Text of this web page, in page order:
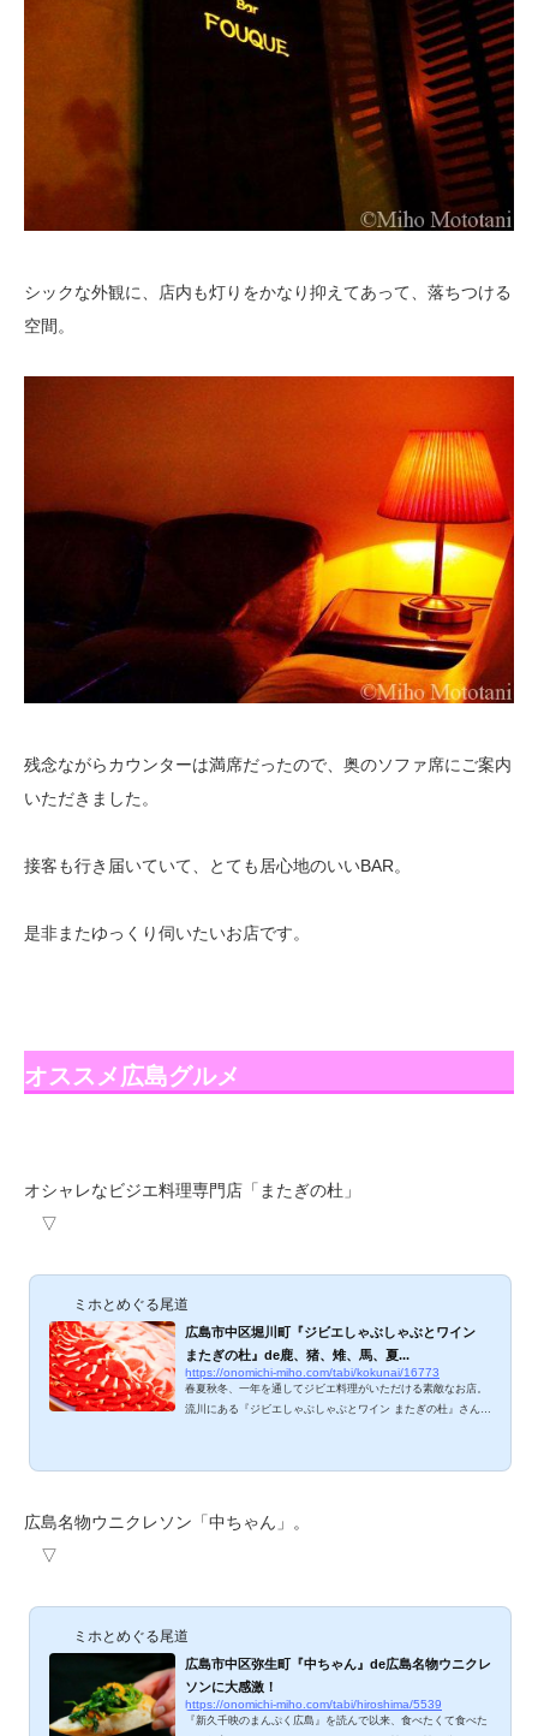
シックな外観に、店内も灯りをかなり抑えてあって、落ちつける
空間。
残念ながらカウンターは満席だったので、奥のソファ席にご案内
いただきました。
接客も行き届いていて、とても居心地のいいBAR。
是非またゆっくり伺いたいお店です。
オススメ広島グルメ
オシャレなビジエ料理専門店「またぎの杜」
▽
ミホとめぐる尾道
広島市中区堀川町『ジビエしゃぶしゃぶとワイン
またぎの杜』de鹿、猪、雉、馬、夏...
https://onomichi-miho.com/tabi/kokunai/16773
春夏秋冬、一年を通してジビエ料理がいただける素敵なお店。
流川にある『ジビエしゃぶしゃぶとワイン またぎの杜』さん
ね。洋風、和風、しゃぶしゃぶ、美味しいジビエ料理をご紹介
飲み放題付き5,000円～、とリーズナブルな設定もあります。
広島名物ウニクレソン「中ちゃん」。
▽
ミホとめぐる尾道
広島市中区弥生町『中ちゃん』de広島名物ウニクレ
ソンに大感激！
https://onomichi-miho.com/tabi/hiroshima/5539
『新久千映のまんぷく広島』を読んで以来、食べたくて食べた